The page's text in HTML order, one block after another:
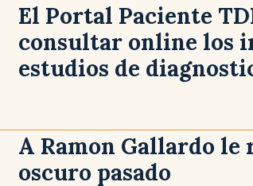
El Portal Paciente
consultar online los
estudios de
A Ramon Gallardo le
oscuro pasado